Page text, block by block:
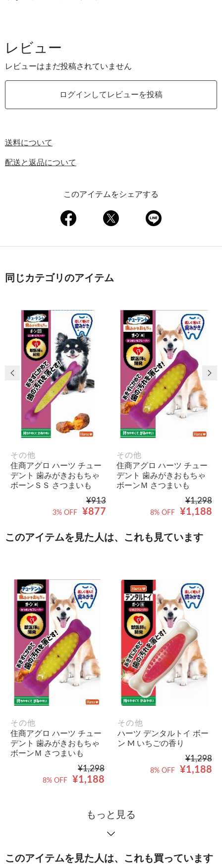
レビュー
レビューはまだ投稿されていません
ログインしてレビューを投稿
送料について
配送と返品について
このアイテムをシェアする
同じカテゴリのアイテム
その他
住商アグロ ハーツ チュー
デント 歯みがきおもちゃ
ボーンＳＳ さつまいも
¥913
¥877
3% OFF
その他
住商アグロ ハーツ チュー
デント 歯みがきおもちゃ
ボーンＭ さつまいも
¥1,298
¥1,188
8% OFF
前の画像 次
このアイテムを見た人は、これも見ています
その他
住商アグロ ハーツ チュー
デント 歯みがきおもちゃ
ボーンＭ さつまいも
¥1,298
¥1,188
8% OFF
その他
ハーツ デンタルトイ ボー
ン M いちごの香り
¥1,298
¥1,188
8% OFF
もっと見る
このアイテムを見た人は、これも買っています